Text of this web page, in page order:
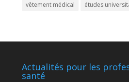
vêtement médical
études
Actualités pour les
santé